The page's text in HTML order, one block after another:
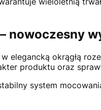
nowoczesny
elegancką okrągłą
produktu oraz
system